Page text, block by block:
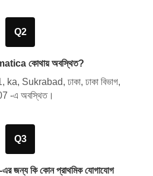
Q2
কোথায় অবস্থিত?
ka, Sukrabad, ঢাকা, ঢাকা বিভাগ,
-এ অবস্থিত।
Q3
কি কোন প্রাথমিক যোগাযোগ